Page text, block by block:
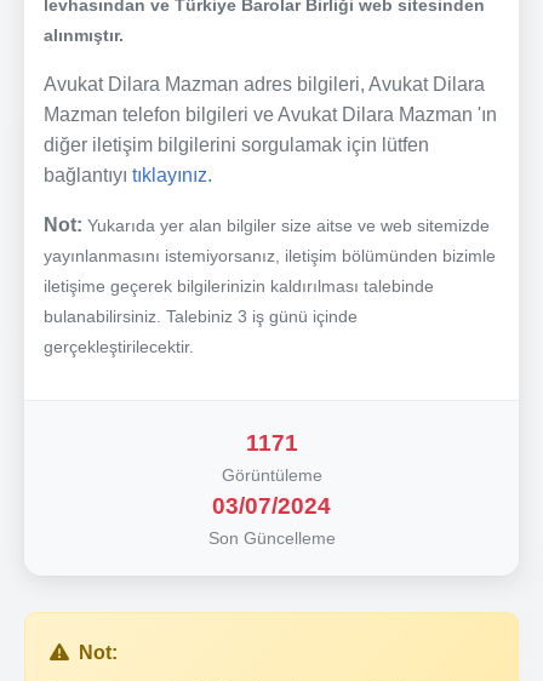
levhasından ve Türkiye Barolar Birliği web sitesinden
alınmıştır.
Avukat Dilara Mazman adres bilgileri, Avukat Dilara
Mazman telefon bilgileri ve Avukat Dilara Mazman 'ın
diğer iletişim bilgilerini sorgulamak için lütfen
bağlantıyı tıklayınız.
Not: Yukarıda yer alan bilgiler size aitse ve web sitemizde
yayınlanmasını istemiyorsanız, iletişim bölümünden bizimle
iletişime geçerek bilgilerinizin kaldırılması talebinde
bulanabilirsiniz. Talebiniz 3 iş günü içinde
gerçekleştirilecektir.
1171
Görüntüleme
03/07/2024
Son Güncelleme
Not: